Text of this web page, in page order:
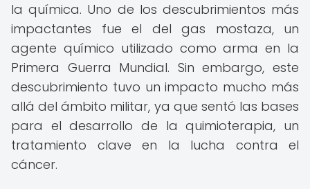
la química. Uno de los descubrimientos más
impactantes fue el del gas mostaza, un
agente químico utilizado como arma en la
Primera Guerra Mundial. Sin embargo, este
descubrimiento tuvo un impacto mucho más
allá del ámbito militar, ya que sentó las bases
para el desarrollo de la quimioterapia, un
tratamiento clave en la lucha contra el
cáncer.